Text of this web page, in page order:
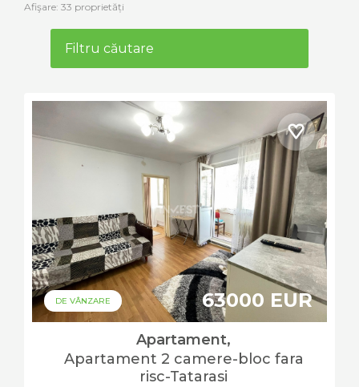
Afişare: 33 proprietăți
Filtru căutare
DE VÂNZARE 63000 EUR
Apartament,
Apartament 2 camere-bloc fara
risc-Tatarasi